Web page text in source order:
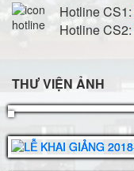
Hotline CS1:
Hotline CS2:
THƯ VIỆN ẢNH